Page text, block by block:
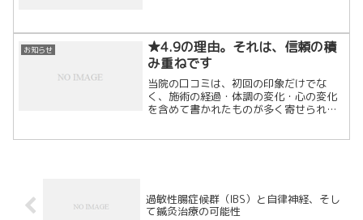
人のための隠れ家治療院です。
お知らせ
★4.9の理由。それは、信頼の積
み重ねです
当院の口コミは、初回の印象だけでな
く、施術の経過・体調の変化・心の変化
を含めて書かれたものが多く寄せられて
過敏性腸症候群（IBS）と自律神経、そし
て鍼灸治療の可能性